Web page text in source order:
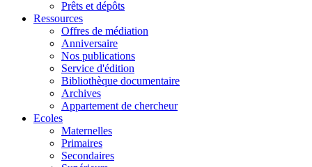
Prêts et dépôts
Ressources
Offres de médiation
Anniversaire
Nos publications
Service d'édition
Bibliothèque documentaire
Archives
Appartement de chercheur
Ecoles
Maternelles
Primaires
Secondaires